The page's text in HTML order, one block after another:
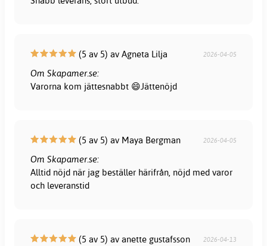
(5 av 5) av Agneta Lilja 2026-04-05
Om Skapamer.se:
Varorna kom jättesnabbt 😄Jättenöjd
(5 av 5) av Maya Bergman 2026-04-05
Om Skapamer.se:
Alltid nöjd när jag beställer härifrån, nöjd med varor
och leveranstid
(5 av 5) av anette gustafsson 2026-04-13